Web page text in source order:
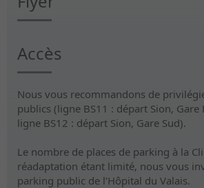
Accès
Nous vous recommandons de
publics (ligne BS11 : départ Sion, Gare
ligne BS12 : départ Sion, Gare Sud).
Le nombre de places de parking à la
réadaptation étant limité, nous vous
parking public de l’Hôpital du Valais.